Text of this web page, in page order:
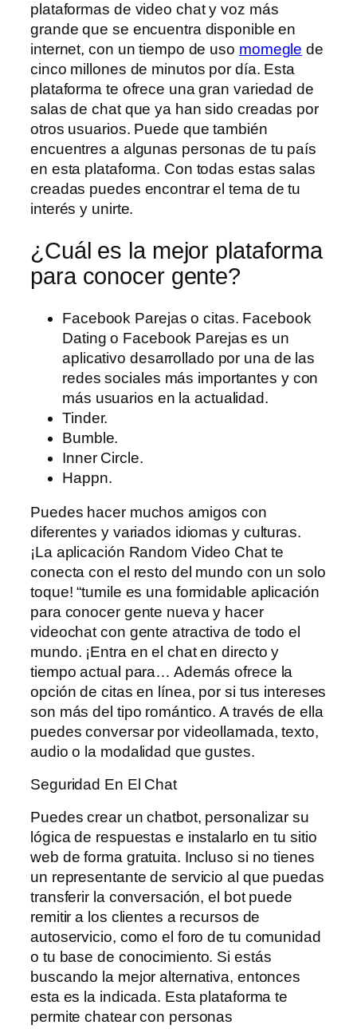
plataformas de video chat y voz más
grande que se encuentra disponible en
internet, con un tiempo de uso momegle de
cinco millones de minutos por día. Esta
plataforma te ofrece una gran variedad de
salas de chat que ya han sido creadas por
otros usuarios. Puede que también
encuentres a algunas personas de tu país
en esta plataforma. Con todas estas salas
creadas puedes encontrar el tema de tu
interés y unirte.
¿Cuál es la mejor plataforma
para conocer gente?
Facebook Parejas o citas. Facebook
Dating o Facebook Parejas es un
aplicativo desarrollado por una de las
redes sociales más importantes y con
más usuarios en la actualidad.
Tinder.
Bumble.
Inner Circle.
Happn.
Puedes hacer muchos amigos con
diferentes y variados idiomas y culturas.
¡La aplicación Random Video Chat te
conecta con el resto del mundo con un solo
toque! “tumile es una formidable aplicación
para conocer gente nueva y hacer
videochat con gente atractiva de todo el
mundo. ¡Entra en el chat en directo y
tiempo actual para… Además ofrece la
opción de citas en línea, por si tus intereses
son más del tipo romántico. A través de ella
puedes conversar por videollamada, texto,
audio o la modalidad que gustes.
Seguridad En El Chat
Puedes crear un chatbot, personalizar su
lógica de respuestas e instalarlo en tu sitio
web de forma gratuita. Incluso si no tienes
un representante de servicio al que puedas
transferir la conversación, el bot puede
remitir a los clientes a recursos de
autoservicio, como el foro de tu comunidad
o tu base de conocimiento. Si estás
buscando la mejor alternativa, entonces
esta es la indicada. Esta plataforma te
permite chatear con personas